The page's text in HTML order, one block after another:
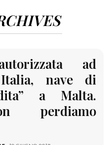
ad
nave di
a Malta.
perdiamo